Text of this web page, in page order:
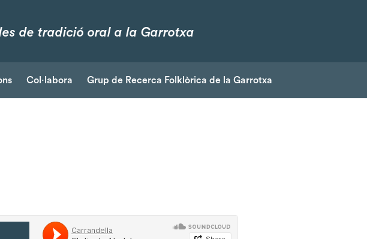
de tradició oral a la Garrotxa
Col·labora Grup de Recerca Folklòrica de la Garrotxa